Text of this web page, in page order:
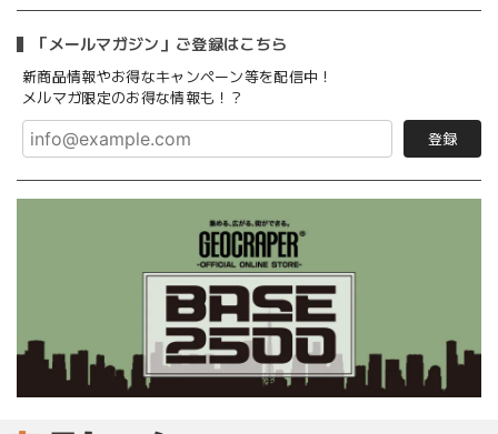
「メールマガジン」ご登録はこちら
新商品情報やお得なキャンペーン等を配信中！
メルマガ限定のお得な情報も！？
登録